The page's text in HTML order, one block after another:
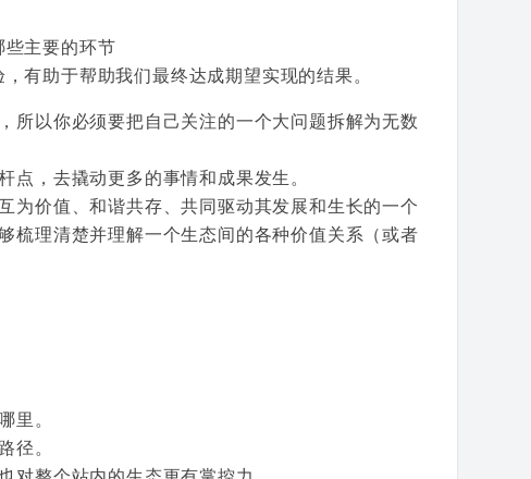
主要的环节
有助于帮助我们最终达成期望实现的结果。
所以你必须要把自己关注的一个大问题拆解为无数
，去撬动更多的事情和成果发生。
为价值、和谐共存、共同驱动其发展和生长的一个
梳理清楚并理解一个生态间的各种价值关系（或者
里。
径。